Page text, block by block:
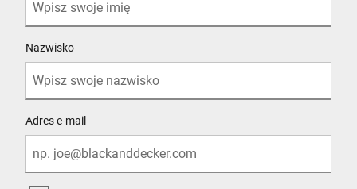
Nazwisko
Adres e-mail